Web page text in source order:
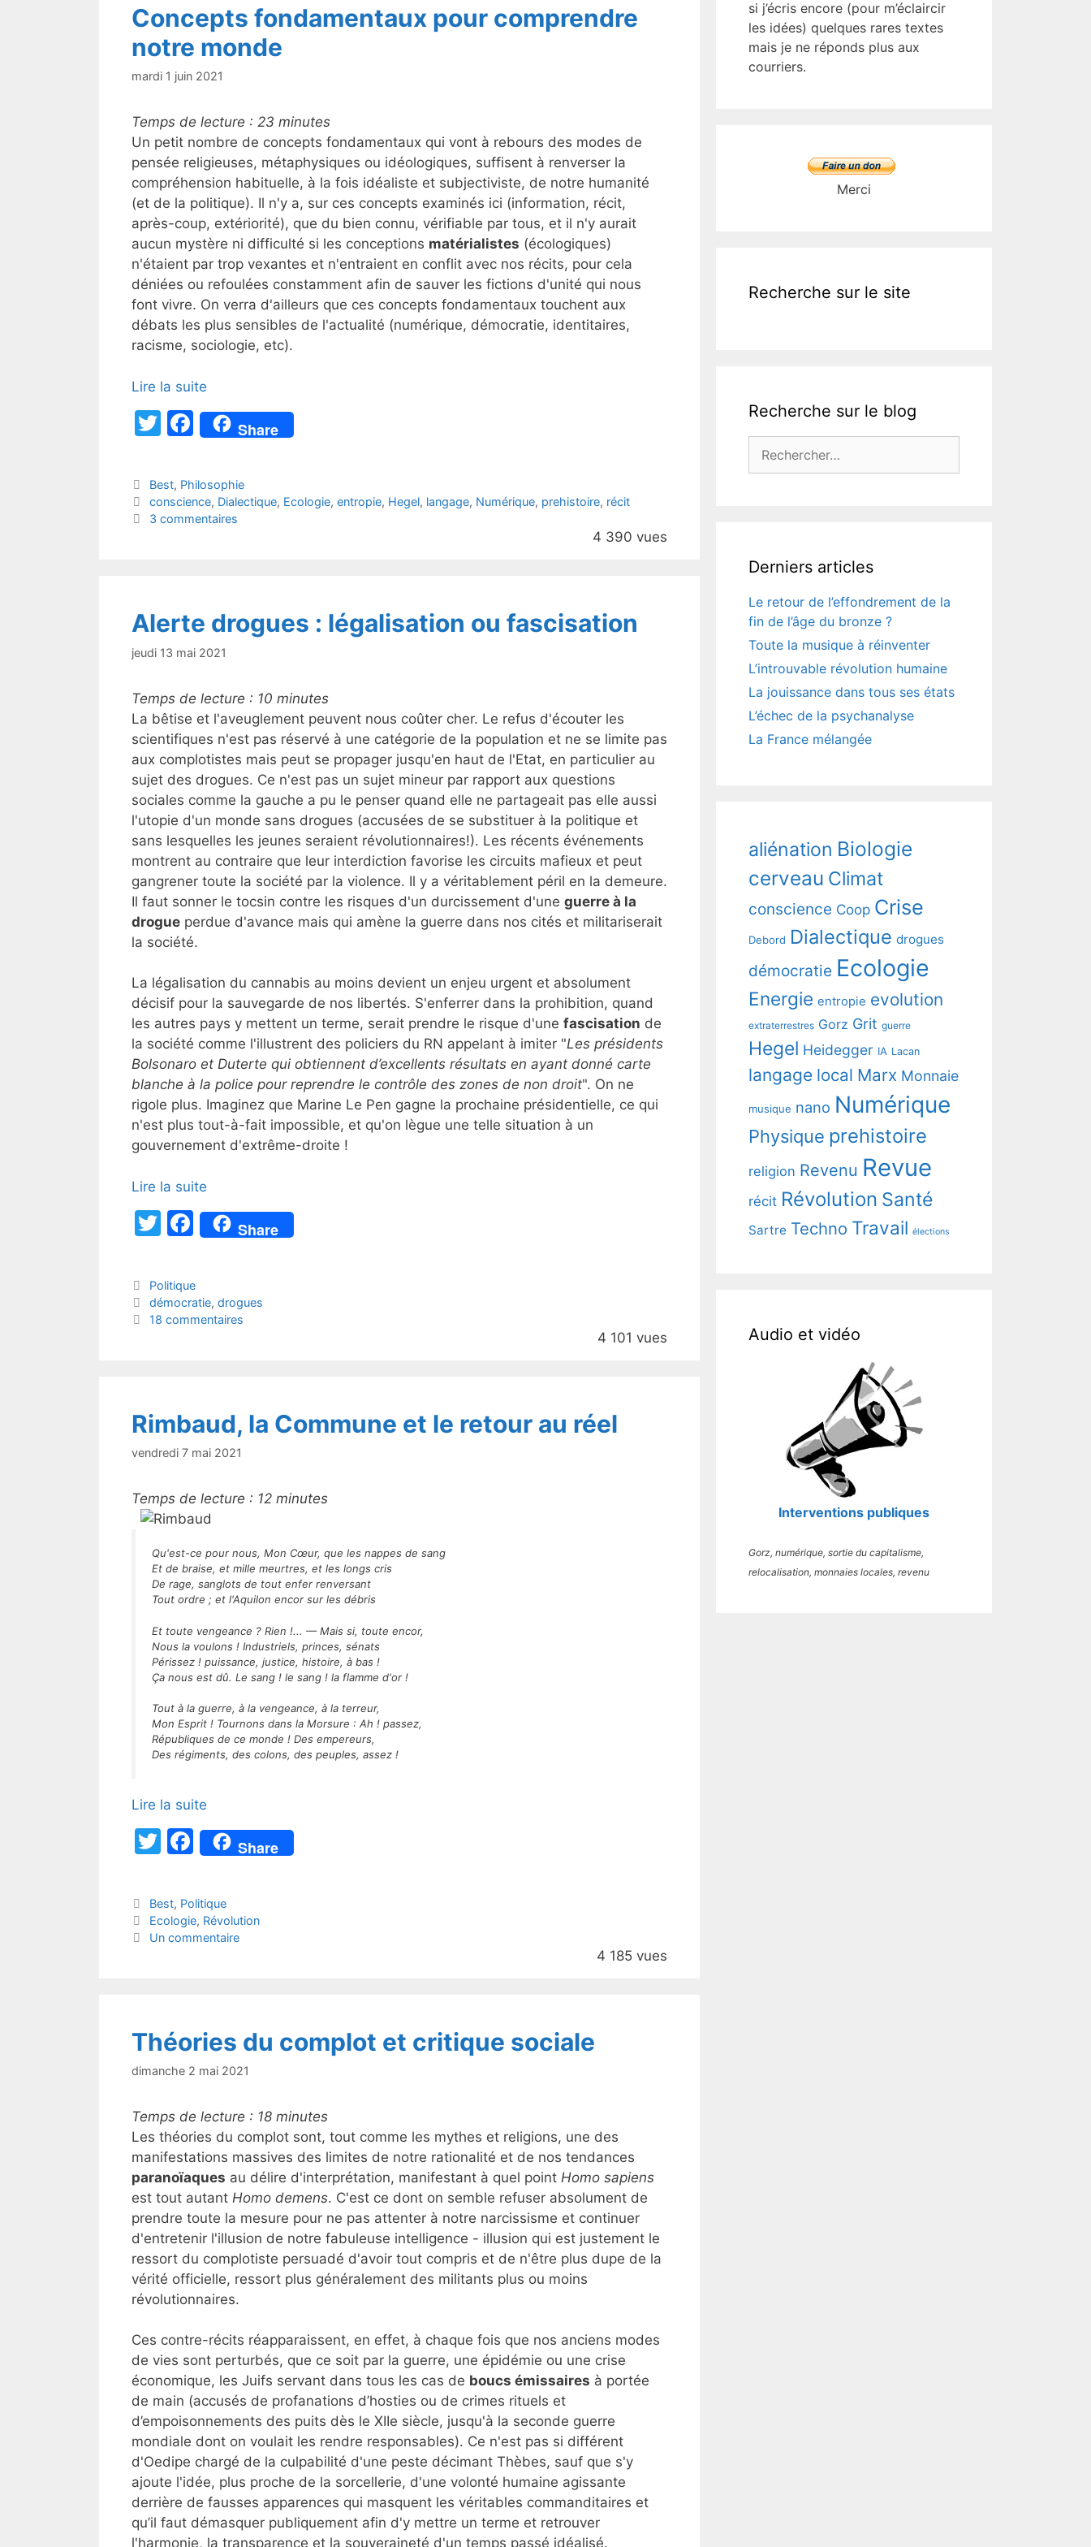
Concepts fondamentaux pour comprendre
notre monde
mardi 1 juin 2021
Temps de lecture : 23 minutes
Un petit nombre de concepts fondamentaux qui vont à rebours des modes de
pensée religieuses, métaphysiques ou idéologiques, suffisent à renverser la
compréhension habituelle, à la fois idéaliste et subjectiviste, de notre humanité
(et de la politique). Il n'y a, sur ces concepts examinés ici (information, récit,
après-coup, extériorité), que du bien connu, vérifiable par tous, et il n'y aurait
aucun mystère ni difficulté si les conceptions matérialistes (écologiques)
n'étaient par trop vexantes et n'entraient en conflit avec nos récits, pour cela
déniées ou refoulées constamment afin de sauver les fictions d'unité qui nous
font vivre. On verra d'ailleurs que ces concepts fondamentaux touchent aux
débats les plus sensibles de l'actualité (numérique, démocratie, identitaires,
racisme, sociologie, etc).
Lire la suite
T
itt
er
F
a
c
e
b
Share
Catégories
Best, Philosophie
Étiquettes
conscience, Dialectique, Ecologie, entropie, Hegel, langage, Numérique, prehistoire, récit
3 commentaires
4 390 vues
Alerte drogues : légalisation ou fascisation
jeudi 13 mai 2021
Temps de lecture : 10 minutes
La bêtise et l'aveuglement peuvent nous coûter cher. Le refus d'écouter les
scientifiques n'est pas réservé à une catégorie de la population et ne se limite pas
aux complotistes mais peut se propager jusqu'en haut de l'Etat, en particulier au
sujet des drogues. Ce n'est pas un sujet mineur par rapport aux questions
sociales comme la gauche a pu le penser quand elle ne partageait pas elle aussi
l'utopie d'un monde sans drogues (accusées de se substituer à la politique et
sans lesquelles les jeunes seraient révolutionnaires!). Les récents événements
montrent au contraire que leur interdiction favorise les circuits mafieux et peut
gangrener toute la société par la violence. Il y a véritablement péril en la demeure.
Il faut sonner le tocsin contre les risques d'un durcissement d'une guerre à la
drogue perdue d'avance mais qui amène la guerre dans nos cités et militariserait
la société.
La légalisation du cannabis au moins devient un enjeu urgent et absolument
décisif pour la sauvegarde de nos libertés. S'enferrer dans la prohibition, quand
les autres pays y mettent un terme, serait prendre le risque d'une fascisation de
la société comme l'illustrent des policiers du RN appelant à imiter "Les présidents
Bolsonaro et Duterte qui obtiennent d’excellents résultats en ayant donné carte
blanche à la police pour reprendre le contrôle des zones de non droit". On ne
rigole plus. Imaginez que Marine Le Pen gagne la prochaine présidentielle, ce qui
n'est plus tout-à-fait impossible, et qu'on lègue une telle situation à un
gouvernement d'extrême-droite !
Lire la suite
T
itt
er
F
a
e
b
Share
Catégories
Politique
Étiquettes
démocratie, drogues
18 commentaires
4 101 vues
Rimbaud, la Commune et le retour au réel
vendredi 7 mai 2021
Temps de lecture : 12 minutes
Qu'est-ce pour nous, Mon Cœur, que les nappes de sang
Et de braise, et mille meurtres, et les longs cris
De rage, sanglots de tout enfer renversant
Tout ordre ; et l'Aquilon encor sur les débris
Et toute vengeance ? Rien !... — Mais si, toute encor,
Nous la voulons ! Industriels, princes, sénats
Périssez ! puissance, justice, histoire, à bas !
Ça nous est dû. Le sang ! le sang ! la flamme d'or !
Tout à la guerre, à la vengeance, à la terreur,
Mon Esprit ! Tournons dans la Morsure : Ah ! passez,
Républiques de ce monde ! Des empereurs,
Des régiments, des colons, des peuples, assez !
Lire la suite
T
itt
er
F
a
c
e
b
Share
Catégories
Best, Politique
Étiquettes
Ecologie, Révolution
Un commentaire
4 185 vues
Théories du complot et critique sociale
dimanche 2 mai 2021
Temps de lecture : 18 minutes
Les théories du complot sont, tout comme les mythes et religions, une des
manifestations massives des limites de notre rationalité et de nos tendances
paranoïaques au délire d'interprétation, manifestant à quel point Homo sapiens
est tout autant Homo demens. C'est ce dont on semble refuser absolument de
prendre toute la mesure pour ne pas attenter à notre narcissisme et continuer
d'entretenir l'illusion de notre fabuleuse intelligence - illusion qui est justement le
ressort du complotiste persuadé d'avoir tout compris et de n'être plus dupe de la
vérité officielle, ressort plus généralement des militants plus ou moins
révolutionnaires.
Ces contre-récits réapparaissent, en effet, à chaque fois que nos anciens modes
de vies sont perturbés, que ce soit par la guerre, une épidémie ou une crise
économique, les Juifs servant dans tous les cas de boucs émissaires à portée
de main (accusés de profanations d’hosties ou de crimes rituels et
d’empoisonnements des puits dès le XIIe siècle, jusqu'à la seconde guerre
mondiale dont on voulait les rendre responsables). Ce n'est pas si différent
d'Oedipe chargé de la culpabilité d'une peste décimant Thèbes, sauf que s'y
ajoute l'idée, plus proche de la sorcellerie, d'une volonté humaine agissante
derrière de fausses apparences qui masquent les véritables commanditaires et
qu’il faut démasquer publiquement afin d'y mettre un terme et retrouver
l'harmonie, la transparence et la souveraineté d'un temps passé idéalisé.
si j’écris encore (pour m’éclaircir
les idées) quelques rares textes
mais je ne réponds plus aux
courriers.
Merci
Recherche sur le site
Recherche sur le blog
Derniers articles
Le retour de l’effondrement de la
fin de l’âge du bronze ?
Toute la musique à réinventer
L’introuvable révolution humaine
La jouissance dans tous ses états
L’échec de la psychanalyse
La France mélangée
aliénation Biologie
cerveau Climat
conscience Coop Crise
Debord Dialectique drogues
démocratie Ecologie
Energie entropie evolution
extraterrestres Gorz Grit guerre
Hegel Heidegger IA Lacan
langage local Marx Monnaie
musique nano Numérique
Physique prehistoire
religion Revenu Revue
récit Révolution Santé
Sartre Techno Travail élections
Audio et vidéo
Interventions publiques
Gorz, numérique, sortie du capitalisme,
relocalisation, monnaies locales, revenu